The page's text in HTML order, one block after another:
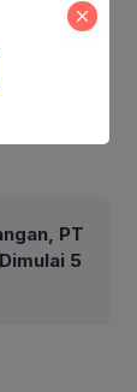
sejumlah
(Rk).
PT
5